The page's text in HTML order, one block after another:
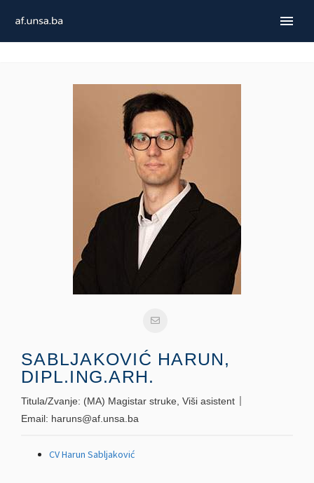
ENGLISH
SABLJAKOVIĆ HARUN,
DIPL.ING.ARH.
Titula/Zvanje: (MA) Magistar struke, Viši asistent
Email: haruns@af.unsa.ba
CV Harun Sabljaković